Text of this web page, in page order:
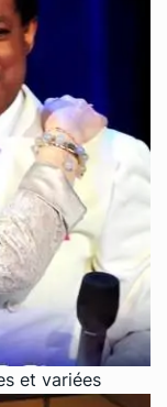
et variées